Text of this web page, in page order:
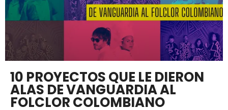
10 PROYECTOS QUE LE DIERON
ALAS DE VANGUARDIA AL
FOLCLOR COLOMBIANO